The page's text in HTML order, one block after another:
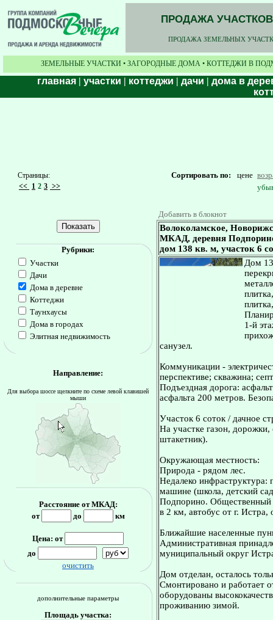
ПРОДАЖА
ПРОДАЖА ЗЕМЕЛЬНЫХ
ЗЕМЕЛЬНЫЕ УЧАСТКИ • ЗАГОРОДНЫЕ ДОМА • КОТТЕДЖИ В
главная | участки | коттеджи | дачи | дома в
Страницы:
<< 1 2 3 >>
Сортировать по: цене
Рубрики:
Участки
Дачи
Дома в деревне
Коттеджи
Таунхаусы
Дома в городах
Элитная недвижимость
Направление:
Для выбора шоссе щелкните по схеме левой клавишей
мыши
Расстояние от МКАД:
от
до км
Цена: от
до
очистить
дополнительные параметры
Площадь участка:
Добавить в блокнот
Волоколамское,
МКАД, деревня
дом 138 кв. м, участок 6
Дом
1-й
санузел.
Коммуникации -
перспективе; скважина;
Подъездная дорога:
асфальта 200 метров.
Участок 6 соток / дачное
На участке газон, дорожки,
штакетник).
Окружающая местность:
Природа - рядом лес.
Недалеко
машине (школа, детский
Подпорино. Общественный
в 2 км, автобус от г. Истра,
Ближайшие населенные
Административная
муниципальный округ
Дом отделан, осталось
Смонтировано и работает
оборудованы
проживанию зимой.